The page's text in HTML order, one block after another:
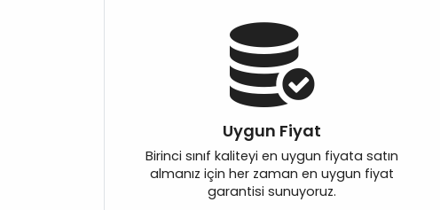
Uygun Fiyat
Birinci sınıf kaliteyi en uygun fiyata satın
almanız için her zaman en uygun fiyat
garantisi sunuyoruz.